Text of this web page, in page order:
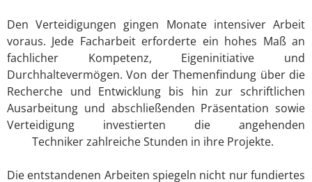
Den Verteidigungen gingen Monate intensiver Arbeit
voraus. Jede Facharbeit erforderte ein hohes Maß an
fachlicher Kompetenz, Eigeninitiative und
Durchhaltevermögen. Von der Themenfindung über die
Recherche und Entwicklung bis hin zur schriftlichen
Ausarbeitung und abschließenden Präsentation sowie
Verteidigung investierten die angehenden
Techniker zahlreiche Stunden in ihre Projekte.
Die entstandenen Arbeiten spiegeln nicht nur fundiertes